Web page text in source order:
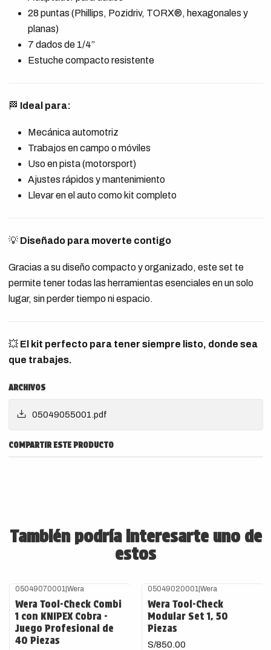
28 puntas (Phillips, Pozidriv, TORX®, hexagonales y
planas)
7 dados de 1/4”
Estuche compacto resistente
🏁 Ideal para:
Mecánica automotriz
Trabajos en campo o móviles
Uso en pista (motorsport)
Ajustes rápidos y mantenimiento
Llevar en el auto como kit completo
💡 Diseñado para moverte contigo
Gracias a su diseño compacto y organizado, este set te
permite tener todas las herramientas esenciales en un solo
lugar, sin perder tiempo ni espacio.
💥 El kit perfecto para tener siempre listo, donde sea
que trabajes.
ARCHIVOS
05049055001.pdf
COMPARTIR ESTE PRODUCTO
También podría interesarte uno de
estos
05049070001 |Wera
Wera Tool-Check Combi
1 con KNIPEX Cobra -
Juego Profesional de
40 Piezas
05049020001 |Wera
Wera Tool-Check
Modular Set 1, 50
Piezas
S/850.00